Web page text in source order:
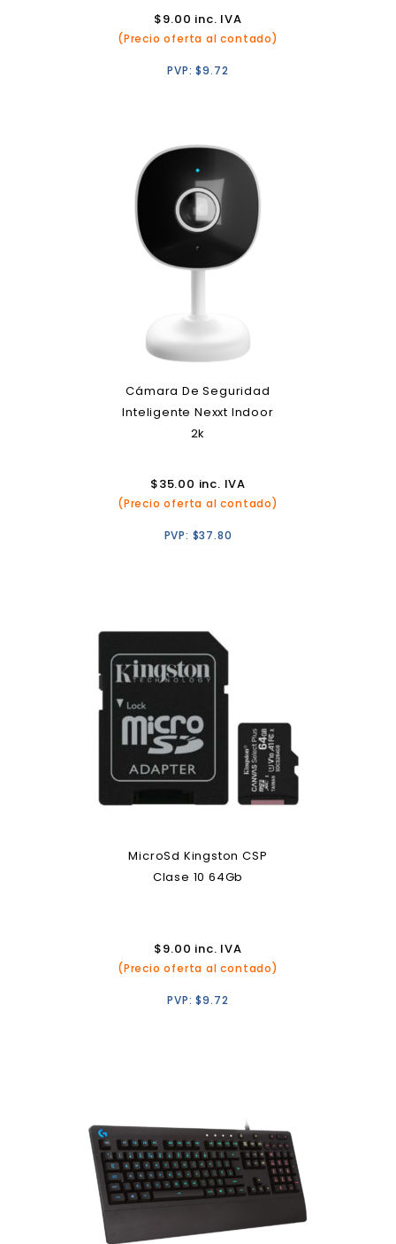
$9.00 inc. IVA
(Precio oferta al contado)
PVP:$9.72
Cámara De Seguridad
Inteligente Nexxt Indoor
2k
$35.00 inc. IVA
(Precio oferta al contado)
PVP: $37.80
MicroSd Kingston CSP
Clase 10 64Gb
$9.00 inc. IVA
(Precio oferta al contado)
PVP:$9.72